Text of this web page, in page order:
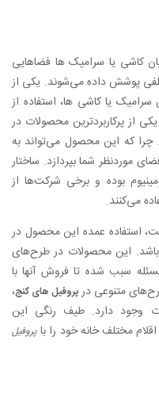
کاشی یا سرامیک ها فضاهایی
پوشش داده می‌شوند. یکی از
یا کاشی ها، استفاده از
از پرکاربردترین محصولات در
که این محصول می‌تواند به
موردنظر شما بپردازد. ساختار
بوده و برخی شرکت‌ها از
می‌کنند.
استفاده عمده این محصول در
این محصولات در طرح‌های
سبب شده تا فروش آنها با
متنوعی در پروفیل های کنج،
وجود دارد. طیف رنگی این
مختلف خانه خود را با پروفیل